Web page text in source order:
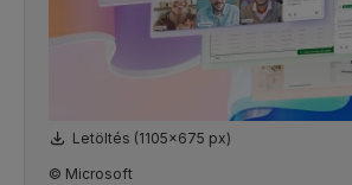
Letöltés (1105x675 px)
© Microsoft